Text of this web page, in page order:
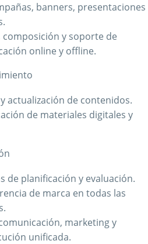
banners, presentaciones
y soporte de
online y offline.
actualización de contenidos.
de materiales digitales y
de planificación y evaluación.
de marca en todas las
marketing y
unificada.